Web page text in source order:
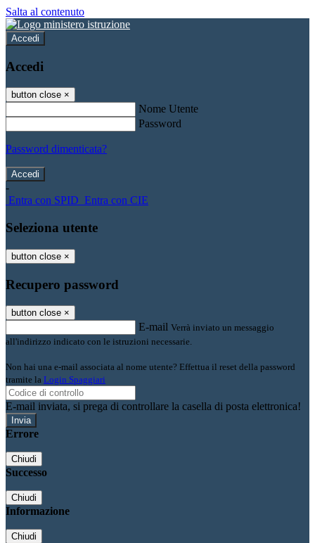
Salta al contenuto
Accedi
Accedi
button close ×
Nome Utente
Password
Password dimenticata?
-
Entra con SPID Entra con CIE
Seleziona utente
button close ×
Recupero password
button close ×
E-mail Verrà inviato un messaggio
all'indirizzo indicato con le istruzioni necessarie.
Non hai una e-mail associata al nome utente? Effettua il reset della password
tramite la Login Spaggiari
E-mail inviata, si prega di controllare la casella di posta elettronica!
Errore
Chiudi
Successo
Chiudi
Informazione
Chiudi